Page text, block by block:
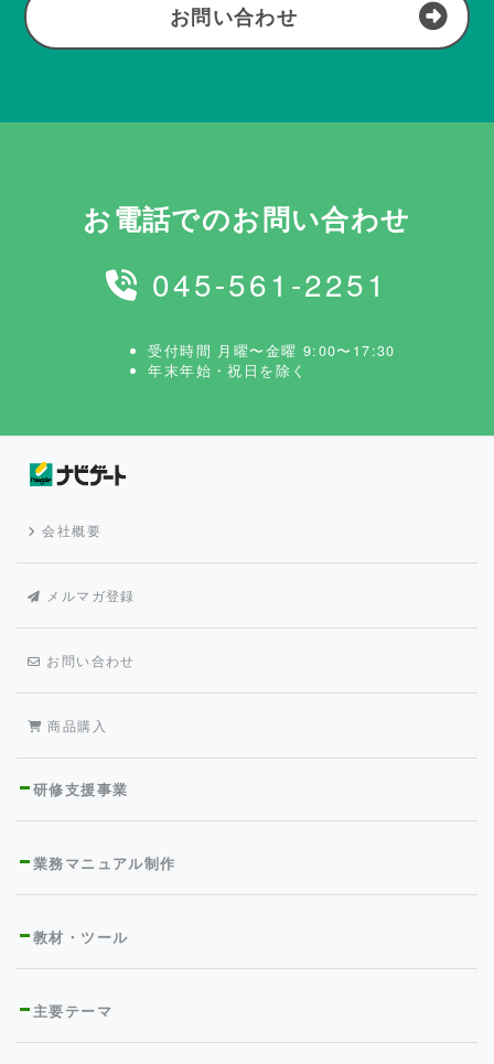
お問い合わせ
お電話でのお問い合わせ
045-561-2251
受付時間 月曜〜金曜 9:00〜17:30
年末年始・祝日を除く
会社概要
メルマガ登録
お問い合わせ
商品購入
研修支援事業
業務マニュアル制作
教材・ツール
主要テーマ